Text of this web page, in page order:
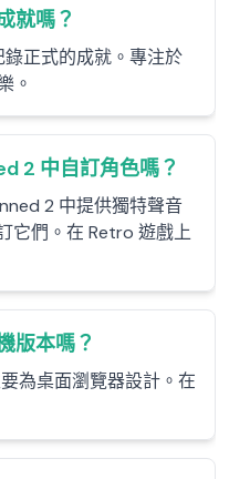
就嗎？
正式的成就。專注於
。
2 中自訂角色嗎？
2 中提供獨特聲音
它們。在 Retro 遊戲上
版本嗎？
為桌面瀏覽器設計。在